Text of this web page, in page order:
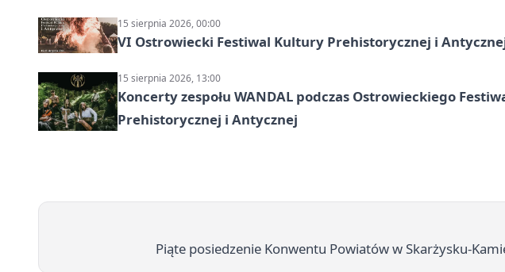
15 sierpnia 2026, 00:00
VI Ostrowiecki Festiwal Kultury Prehistorycznej i
15 sierpnia 2026, 13:00
Koncerty zespołu WANDAL podczas Ostrowieckiego
Prehistorycznej i Antycznej
Piąte posiedzenie Konwentu Powiatów w Skarżysku-